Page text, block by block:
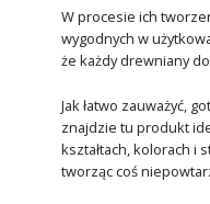
W procesie ich
wygodnych w
że każdy drewniany
Jak łatwo zauważyć,
znajdzie tu produkt
kształtach, kolorach i
tworząc coś